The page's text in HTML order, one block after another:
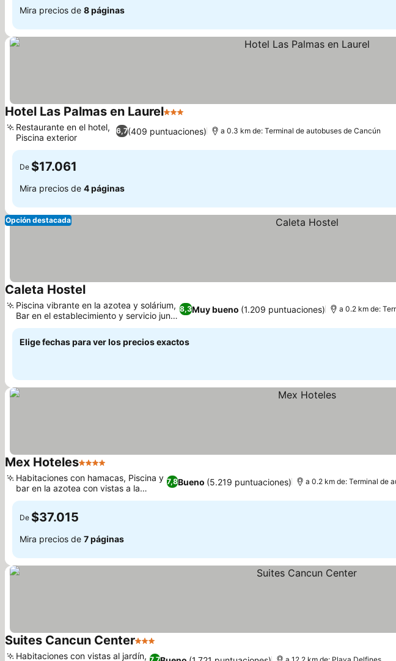
Mira precios de 8 páginas
Hotel Las Palmas en Laurel3 Estrellas
6,7(409 puntuaciones)
Restaurante en el hotel,
Piscina exterior
a 0.3 km de: Terminal de autobuses de Cancún
De $17.061
Mira precios de 4 páginas
Opción destacada
Caleta Hostel
8,3Muy bueno (1.209 puntuaciones)
Piscina vibrante en la azotea y solárium,
Bar en el establecimiento y servicio junto
a la piscina
a 0.2 km de:
Elige fechas para ver los precios exactos
Mex Hoteles4 Estrellas
7,8Bueno (5.219 puntuaciones)
Habitaciones con hamacas, Piscina y
bar en la azotea con vistas a la
ciudad
a 0.2 km de: Terminal de
De $37.015
Mira precios de 7 páginas
Suites Cancun Center3 Estrellas
Habitaciones con vistas al jardín,